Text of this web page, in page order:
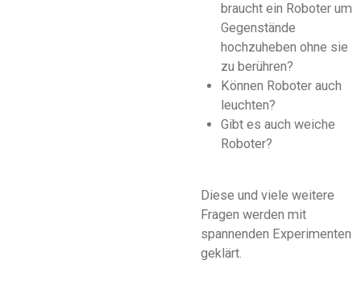
braucht ein Roboter um
Gegenstände
hochzuheben ohne sie
zu berühren?
Können Roboter auch
leuchten?
Gibt es auch weiche
Roboter?
Diese und viele weitere
Fragen werden mit
spannenden Experimenten
geklärt.